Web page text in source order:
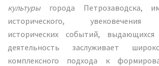
культурыгорода Петрозаводска,
исторического, увековечения
исторических событий,
деятельность заслуживает
комплексного подхода к